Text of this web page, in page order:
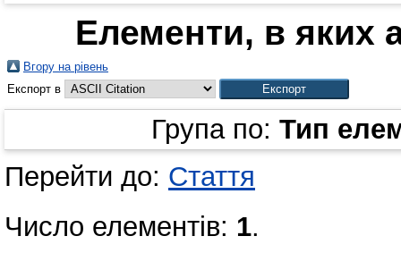
Елементи, в яких
Вгору на рівень
Експорт в
Група по: Тип
Перейти до: Стаття
Число елементів: 1.